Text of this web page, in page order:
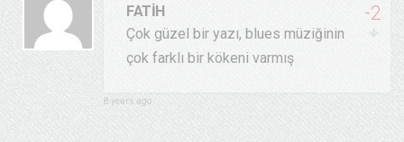
FATIH
Çok güzel bir yazı, blues müziğinin
çok farklı bir kökeni varmış
-2
8 years ago